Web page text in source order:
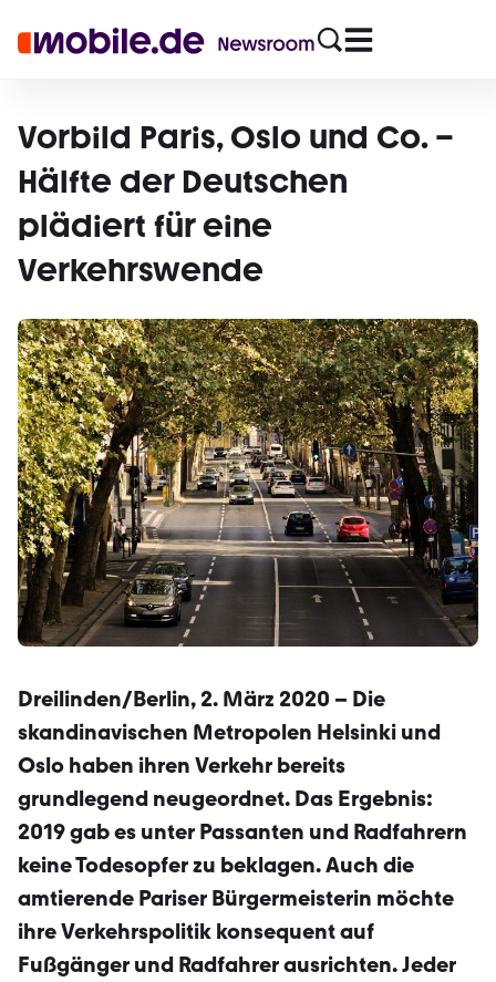
Vorbild Paris, Oslo und Co. –
Hälfte der Deutschen
plädiert für eine
Verkehrswende
Dreilinden/Berlin, 2. März 2020 – Die
skandinavischen Metropolen Hel­sinki und
Oslo haben ihren Verkehr bereits
grundlegend neugeordnet. Das Ergebnis:
2019 gab es unter Pas­santen und Radfahrern
keine Todesopfer zu beklagen. Auch die
amtierende Pariser Bürgermeisterin möchte
ihre Verkehrspolitik konsequent auf
Fußgänger und Radfahrer ausrichten. Jeder